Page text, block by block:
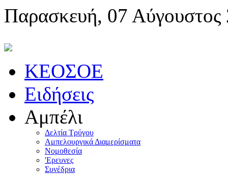
Παρασκευή, 07 Αύγουστος
KEOΣOE
Ειδήσεις
Αμπέλι
Δελτία Τρύγου
Αμπελουργικά Διαμερίσματα
Nομοθεσία
'Eρευνες
Συνέδρια